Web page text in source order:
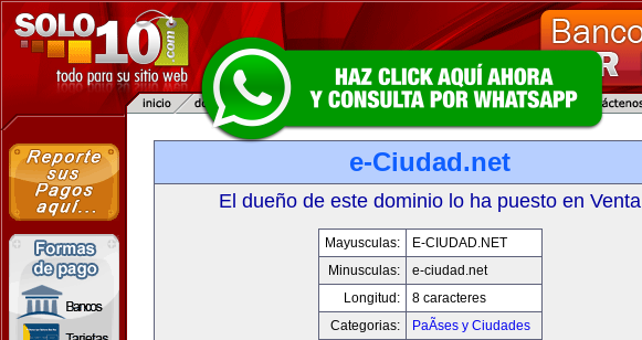
e-Ciudad.net
El dueño de este dominio lo ha puesto en Venta
Mayusculas:
E-CIUDAD.NET
Minusculas:
e-ciudad.net
Longitud:
8 caracteres
Categorias:
PaÃ­ses y Ciudades